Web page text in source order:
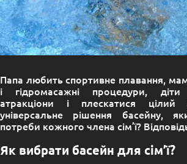
Папа любить спортивне плавання,
і гідромасажні процедури,
атракціони і плескатися
універсальне рішення басейну,
потреби кожного члена сім’ї?
Як вибрати басейн для сім’ї?